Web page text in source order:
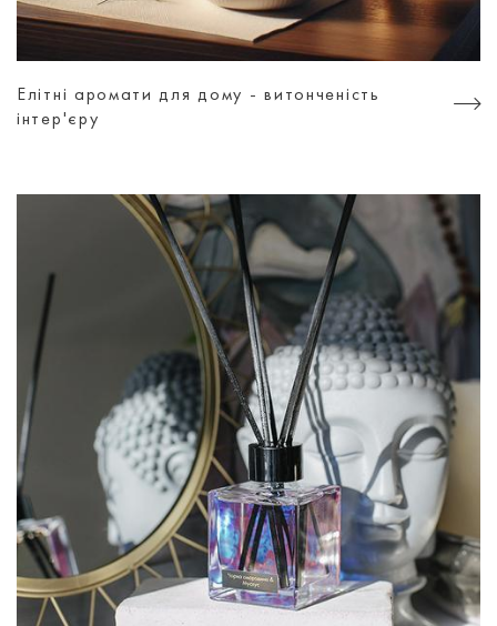
Елітні аромати для дому - витонченість
інтер'єру